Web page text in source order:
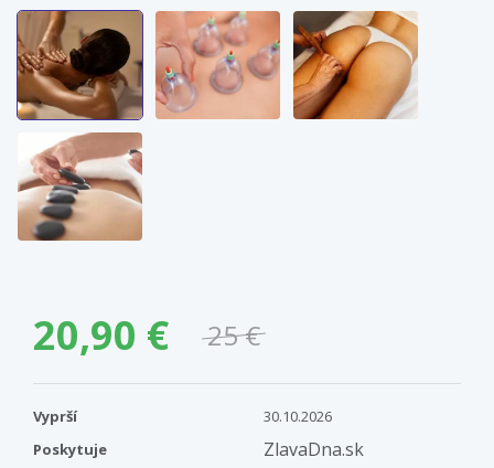
20,90 € 25 €
Vyprší
30.10.2026
Poskytuje
ZlavaDna.sk